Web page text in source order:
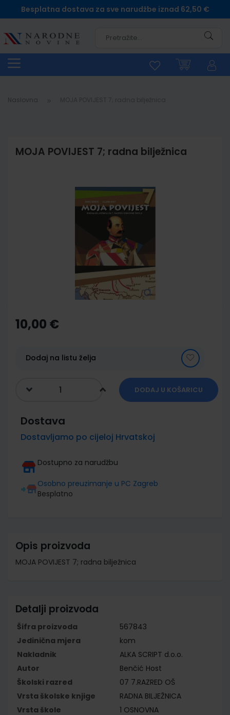
Besplatna dostava za sve narudžbe iznad 62,50 €
Naslovna
MOJA POVIJEST 7; radna bilježnica
the
beginning
gallery
10,00 €
Dodaj na listu želja
DODAJ U KOŠARICU
Dostava
Dostavljamo po cijeloj Hrvatskoj
Dostupno za narudžbu
Osobno preuzimanje u PC Zagreb
Besplatno
Opis proizvoda
MOJA POVIJEST 7; radna bilježnica
Detalji proizvoda
Šifra proizvoda
567843
Jedinična mjera
kom
Nakladnik
ALKA SCRIPT d.o.o.
Autor
Benčić Host
Školski razred
07 7.RAZRED OŠ
Vrsta školske knjige
RADNA BILJEŽNICA
Vrsta škole
1 OSNOVNA